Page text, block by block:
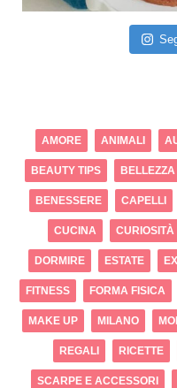
AMORE ANIMALI
BEAUTY TIPS BELLEZZA
BENESSERE CAPELLI
CUCINA CURIOSITÀ
DORMIRE ESTATE
FITNESS FORMA FISICA
MAKE UP MILANO
REGALI RICETTE
SCARPE E ACCESSORI